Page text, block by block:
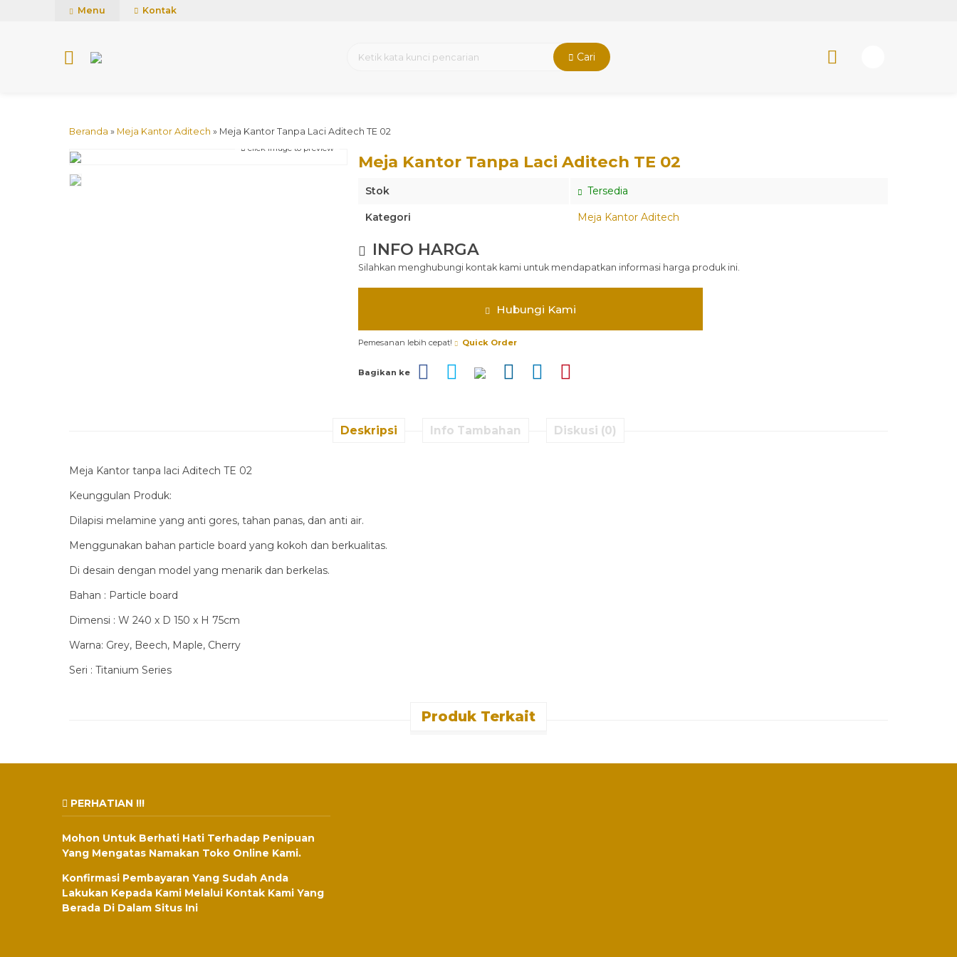
mUCn7CwGawCVTvwq7a99f4AgACOVgZvYEW65FFSDBf0
Menu Kontak
Cari
Beranda » Meja Kantor Aditech » Meja Kantor Tanpa Laci Aditech TE 02
click image to preview
Meja Kantor Tanpa Laci Aditech TE 02
Stok Tersedia
Kategori Meja Kantor Aditech
INFO HARGA
Silahkan menghubungi kontak kami untuk mendapatkan informasi harga produk ini.
Hubungi Kami
Pemesanan lebih cepat! Quick Order
Bagikan ke
Deskripsi Info Tambahan Diskusi (0)
Meja Kantor tanpa laci Aditech TE 02
Keunggulan Produk:
Dilapisi melamine yang anti gores, tahan panas, dan anti air.
Menggunakan bahan particle board yang kokoh dan berkualitas.
Di desain dengan model yang menarik dan berkelas.
Bahan : Particle board
Dimensi : W 240 x D 150 x H 75cm
Warna: Grey, Beech, Maple, Cherry
Seri : Titanium Series
Produk Terkait
PERHATIAN !!!
Mohon Untuk Berhati Hati Terhadap Penipuan
Yang Mengatas Namakan Toko Online Kami.
Konfirmasi Pembayaran Yang Sudah Anda
Lakukan Kepada Kami Melalui Kontak Kami Yang
Berada Di Dalam Situs Ini